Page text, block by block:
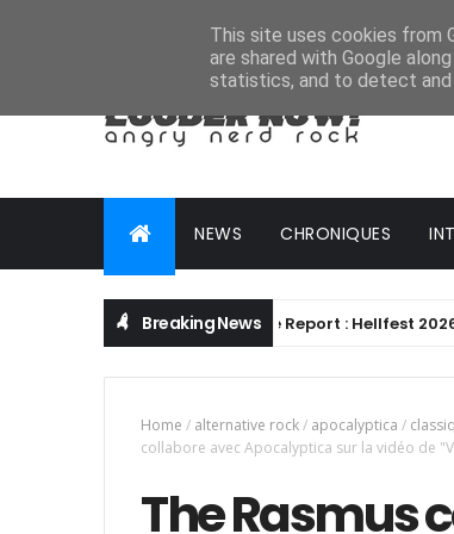
NEWS CHRONIQUES
Breaking News
ALTERNATIVE METAL Live Report : Hellfest 2026 -
Home / alternative rock/ apocalyptica /
collabore avec Apocalyptica sur la vidéo de
The Rasmus
This site uses cookies from
are shared with Google
statistics, and to detect and